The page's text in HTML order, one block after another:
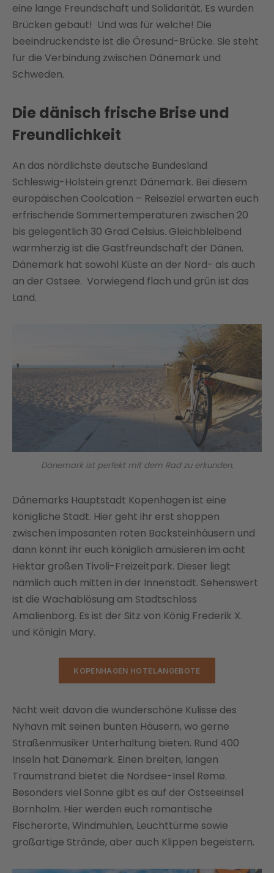
eine lange Freundschaft und Solidarität. Es wurden
Brücken gebaut! Und was für welche! Die
beeindruckendste ist die Öresund-Brücke. Sie steht
für die Verbindung zwischen Dänemark und
Schweden.
Die dänisch frische Brise und
Freundlichkeit
An das nördlichste deutsche Bundesland
Schleswig-Holstein grenzt Dänemark. Bei diesem
europäischen Coolcation – Reiseziel erwarten euch
erfrischende Sommertemperaturen zwischen 20
bis gelegentlich 30 Grad Celsius. Gleichbleibend
warmherzig ist die Gastfreundschaft der Dänen.
Dänemark hat sowohl Küste an der Nord- als auch
an der Ostsee. Vorwiegend flach und grün ist das
Land.
Dänemark ist perfekt mit dem Rad zu erkunden.
Dänemarks Hauptstadt Kopenhagen ist eine
königliche Stadt. Hier geht ihr erst shoppen
zwischen imposanten roten Backsteinhäusern und
dann könnt ihr euch königlich amüsieren im acht
Hektar großen Tivoli-Freizeitpark. Dieser liegt
nämlich auch mitten in der Innenstadt. Sehenswert
ist die Wachablösung am Stadtschloss
Amalienborg. Es ist der Sitz von König Frederik X.
und Königin Mary.
KOPENHAGEN HOTELANGEBOTE
Nicht weit davon die wunderschöne Kulisse des
Nyhavn mit seinen bunten Häusern, wo gerne
Straßenmusiker Unterhaltung bieten. Rund 400
Inseln hat Dänemark. Einen breiten, langen
Traumstrand bietet die Nordsee-Insel Rømø.
Besonders viel Sonne gibt es auf der Ostseeinsel
Bornholm. Hier werden euch romantische
Fischerorte, Windmühlen, Leuchttürme sowie
großartige Strände, aber auch Klippen begeistern.